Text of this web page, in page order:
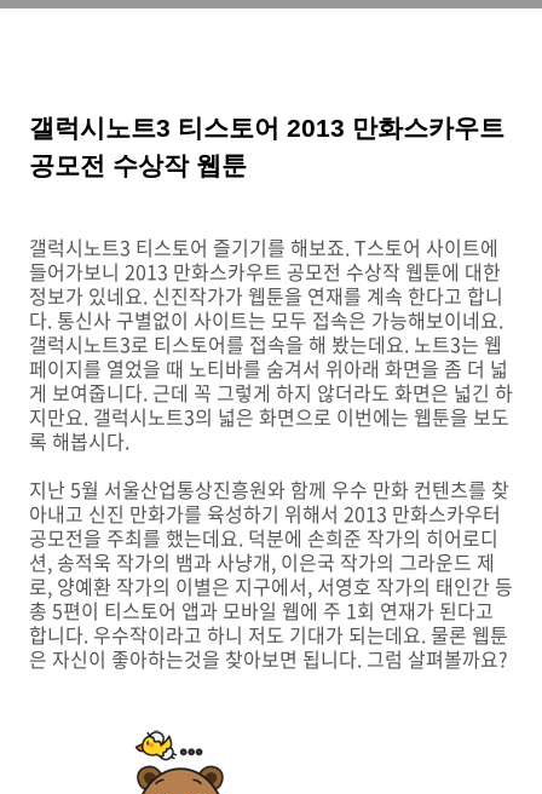
갤럭시노트3 티스토어 2013 만화스카우트
공모전 수상작 웹툰
갤럭시노트3 티스토어 즐기기를 해보죠. T스토어 사이트에
들어가보니 2013 만화스카우트 공모전 수상작 웹툰에 대한
정보가 있네요. 신진작가가 웹툰을 연재를 계속 한다고 합니
다. 통신사 구별없이 사이트는 모두 접속은 가능해보이네요.
갤럭시노트3로 티스토어를 접속을 해 봤는데요. 노트3는 웹
페이지를 열었을 때 노티바를 숨겨서 위아래 화면을 좀 더 넓
게 보여줍니다. 근데 꼭 그렇게 하지 않더라도 화면은 넓긴 하
지만요. 갤럭시노트3의 넓은 화면으로 이번에는 웹툰을 보도
록 해봅시다.
지난 5월 서울산업통상진흥원와 함께 우수 만화 컨텐츠를 찾
아내고 신진 만화가를 육성하기 위해서 2013 만화스카우터
공모전을 주최를 했는데요. 덕분에 손희준 작가의 히어로디
션, 송적욱 작가의 뱀과 사냥개, 이은국 작가의 그라운드 제
로, 양예환 작가의 이별은 지구에서, 서영호 작가의 태인간 등
총 5편이 티스토어 앱과 모바일 웹에 주 1회 연재가 된다고
합니다. 우수작이라고 하니 저도 기대가 되는데요. 물론 웹툰
은 자신이 좋아하는것을 찾아보면 됩니다. 그럼 살펴볼까요?